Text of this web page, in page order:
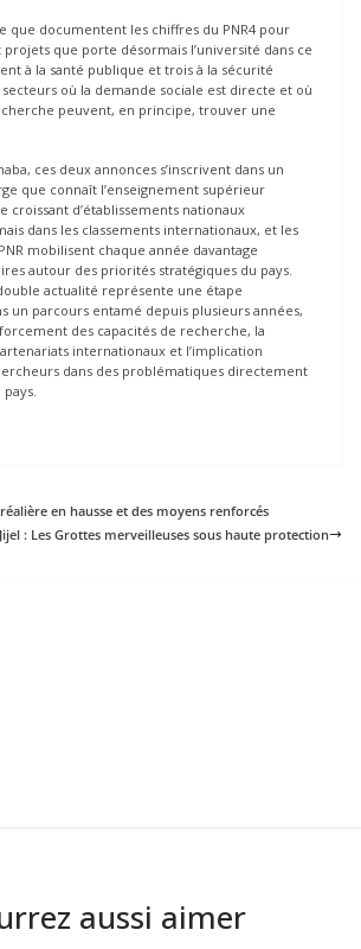
que documentent les chiffres du PNR4 pour
projets que porte désormais l’université dans ce
à la santé publique et trois à la sécurité
où la demande sociale est directe et où
peuvent, en principe, trouver une
ces deux annonces s’inscrivent dans un
que connaît l’enseignement supérieur
croissant d’établissements nationaux
dans les classements internationaux, et les
mobilisent chaque année davantage
autour des priorités stratégiques du pays.
actualité représente une étape
un parcours entamé depuis plusieurs années,
des capacités de recherche, la
internationaux et l’implication
dans des problématiques directement
en hausse et des moyens renforcés
Jijel : Les Grottes merveilleuses sous haute protection
aussi aimer